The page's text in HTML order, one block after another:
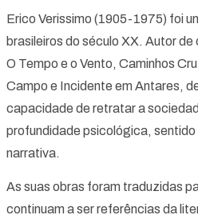
Erico Verissimo (1905-1975) foi
brasileiros do século XX. Autor
O Tempo e o Vento, Caminhos
Campo e Incidente em Antares,
capacidade de retratar a
profundidade psicológica,
narrativa.
As suas obras foram traduzidas
continuam a ser referências da